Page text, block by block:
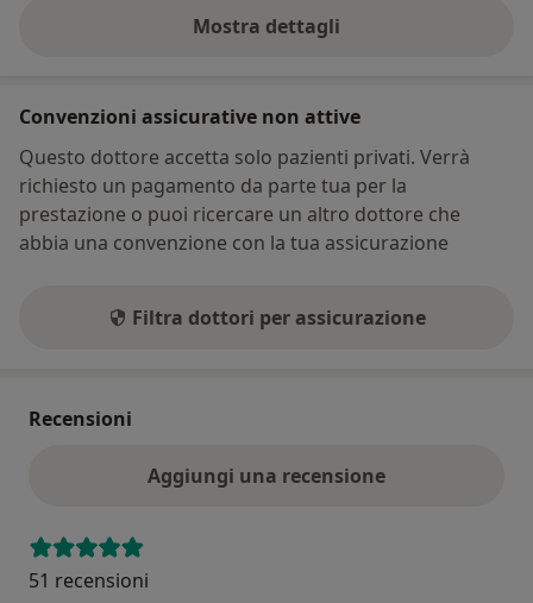
Mostra dettagli
sull'indirizzo
Convenzioni assicurative non attive
Questo dottore accetta solo pazienti privati. Verrà
richiesto un pagamento da parte tua per la
prestazione o puoi ricercare un altro dottore che
abbia una convenzione con la tua assicurazione
Filtra dottori per assicurazione
Recensioni
Aggiungi una recensione
51 recensioni